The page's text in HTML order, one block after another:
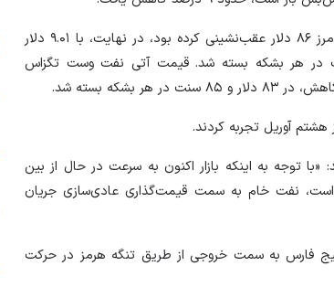
قیمت آتی نفت برنت که در مقطعی از معاملات تا مرز ۸۶ دلار عقب‌نشینی کرده بود، در نهایت، با ۹.۰۱ دلار
درصد کاهش، در ۹۰ دلار و ۳۸ سنت در هر بشکه بسته شد. قیمت آتی نفت وست تگزاس
آوریل تجربه کردند.
«با توجه به اینکه بازار اکنون به سرعت در حال از بین
نفت خام به سمت قیمت‌گذاری عادی‌سازی جریان
کشتی، حدود ۲۰ کشتی از خلیج فارس به سمت خروجی از طریق تنگه هرمز در حرکت